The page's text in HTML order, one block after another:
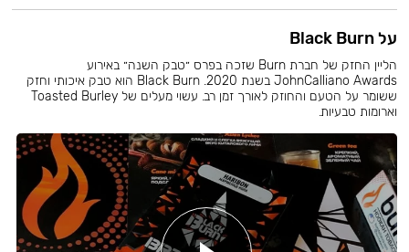
על Black Burn
הליין החזק של חברת Burn שזכה בפרס ״טבק השנה״ באירוע
JohnCalliano Awards בשנת 2020. Black Burn הוא טבק איכותי וחזק
ששומר על הטעם והחוזק לאורך זמן רב. עשוי מעלים של Toasted Burley
וארומות טבעיות.